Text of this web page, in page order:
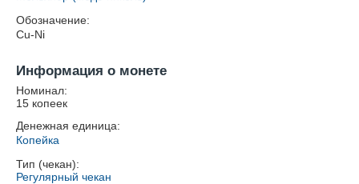
Обозначение:
Cu-Ni
Информация о монете
Номинал:
15 копеек
Денежная единица:
Копейка
Тип (чекан):
Регулярный чекан